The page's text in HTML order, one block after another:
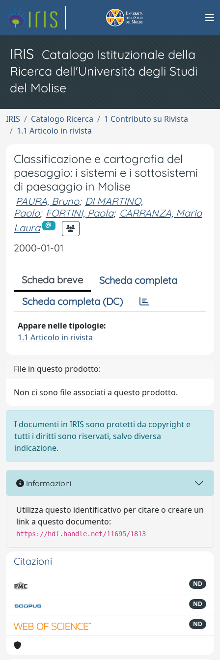
IRIS Catalogo Istituzionale della
Ricerca dell'Università degli Studi
del Molise
IRIS Catalogo Ricerca
1 Contributo su Rivista
1.1 Articolo in rivista
Classificazione e cartografia del
paesaggio: i sistemi e i sottosistemi
di paesaggio in Molise
PAURA, Bruno; DI MARTINO,
Paolo; FORTINI, Paola; CARRANZA, Maria
Laura
2000-01-01
Scheda breve
Scheda completa
Scheda completa (DC)
Appare nelle tipologie:
1.1 Articolo in rivista
File in questo prodotto:
Non ci sono file associati a questo prodotto.
I documenti in IRIS sono protetti da copyright e
tutti i diritti sono riservati, salvo diversa
indicazione.
Informazioni
Utilizza questo identificativo per citare o creare un
link a questo documento:
https://hdl.handle.net/11695/1813
Citazioni
ND
ND
ND